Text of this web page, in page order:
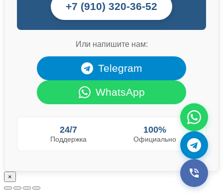
+7 (910) 320-36-52
Или напишите нам:
Telegram
WhatsApp
24/7
Поддержка
100%
Официально
×